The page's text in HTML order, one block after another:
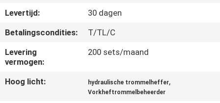
ONS
OP
NIEUWS
Levertijd:
30 dagen
Betalingscondities:
T/TL/C
Levering
vermogen:
200 sets/maand
Hoog licht: hydraulische trommelheffer,
Vorkheftrommelbeheerder